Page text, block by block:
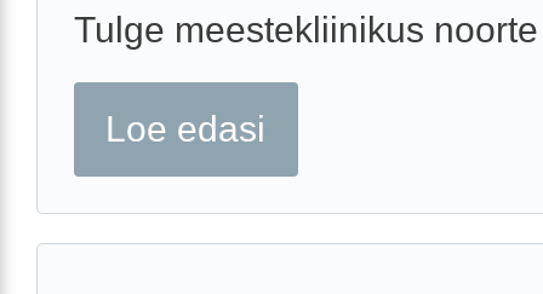
Tulge meestekliinikus
Loe edasi